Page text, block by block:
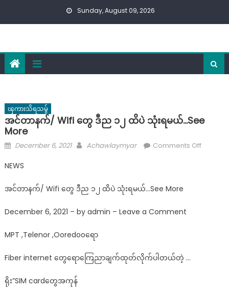
Sunday, August 09, 2026
ၾကားသိရသမွ်
အင်တာနက်/ Wifi တွေ ဒီည ၁၂ ထိပဲ သုံးရမယ်…See
More
Posted
December 6, 2021 Author
Achawlaymyar Comments Offon
NEWS
အင်တာနက်/ Wifi တွေ ဒီည ၁၂ ထိပဲ သုံးရမယ်…See More
December 6, 2021 – by admin – Leave a Comment
MPT ,Telenor ,Ooredooရော
Fiber internet တွေရောကြေညာချက်ထုတ်လိုက်ပါတယ်တဲ့ …
ရိုး”SIM cardတွေအကုန်